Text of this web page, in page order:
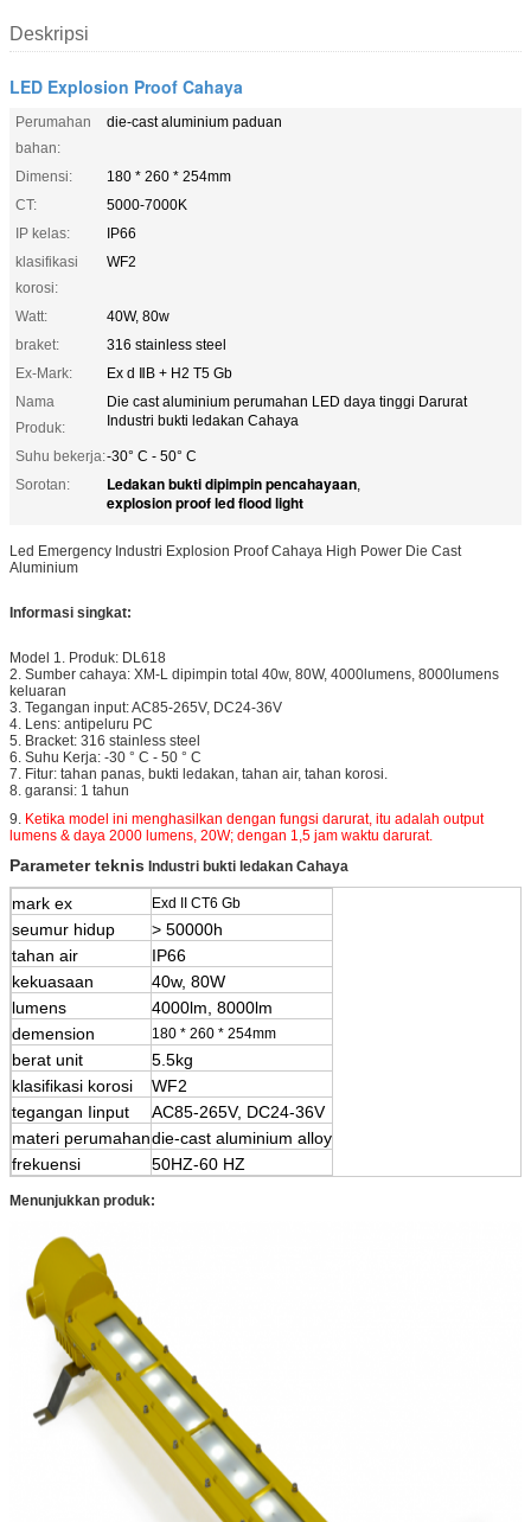
Deskripsi
LED Explosion Proof Cahaya
Perumahan
bahan:
die-cast aluminium paduan
Dimensi:
180 * 260 * 254mm
CT:
5000-7000K
IP kelas:
IP66
klasifikasi
korosi:
WF2
Watt:
40W, 80w
braket:
316 stainless steel
Ex-Mark:
Ex d ⅡB + H2 T5 Gb
Nama
Produk:
Die cast aluminium perumahan LED daya tinggi Darurat
Industri bukti ledakan Cahaya
Suhu bekerja:-30° C - 50° C
Sorotan:
Ledakan bukti dipimpin pencahayaan,
explosion proof led flood light
Led Emergency Industri Explosion Proof Cahaya High Power Die Cast
Aluminium
Informasi singkat:
Model 1. Produk: DL618
2. Sumber cahaya: XM-L dipimpin total 40w, 80W, 4000lumens, 8000lumens
keluaran
3. Tegangan input: AC85-265V, DC24-36V
4. Lens: antipeluru PC
5. Bracket: 316 stainless steel
6. Suhu Kerja: -30 ° C - 50 ° C
7. Fitur: tahan panas, bukti ledakan, tahan air, tahan korosi.
8. garansi: 1 tahun
9. Ketika model ini menghasilkan dengan fungsi darurat, itu adalah output
lumens & daya 2000 lumens, 20W; dengan 1,5 jam waktu darurat.
Parameter teknis Industri bukti ledakan Cahaya
mark ex Exd II CT6 Gb
seumur hidup
> 50000h
tahan air
IP66
kekuasaan
40w, 80W
lumens
4000lm, 8000lm
demension
180 * 260 * 254mm
berat unit
5.5kg
klasifikasi korosi
WF2
tegangan Iinput
AC85-265V, DC24-36V
materi perumahandie-cast aluminium alloy
frekuensi
50HZ-60 HZ
Menunjukkan produk: